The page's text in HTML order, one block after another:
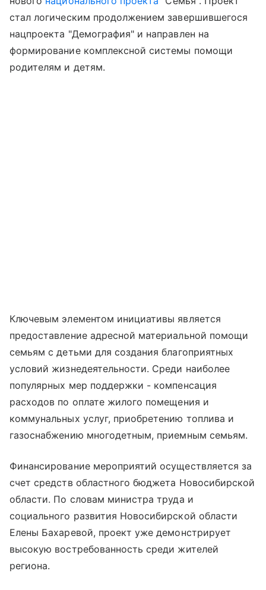
стал логическим продолжением завершившегося
нацпроекта "Демография" и направлен на
формирование комплексной системы помощи
родителям и детям.
Ключевым элементом инициативы является
предоставление адресной материальной помощи
семьям с детьми для создания благоприятных
условий жизнедеятельности. Среди наиболее
популярных мер поддержки - компенсация
расходов по оплате жилого помещения и
коммунальных услуг, приобретению топлива и
газоснабжению многодетным, приемным семьям.
Финансирование мероприятий осуществляется за
счет средств областного бюджета Новосибирской
области. По словам министра труда и
социального развития Новосибирской области
Елены Бахаревой, проект уже демонстрирует
высокую востребованность среди жителей
региона.